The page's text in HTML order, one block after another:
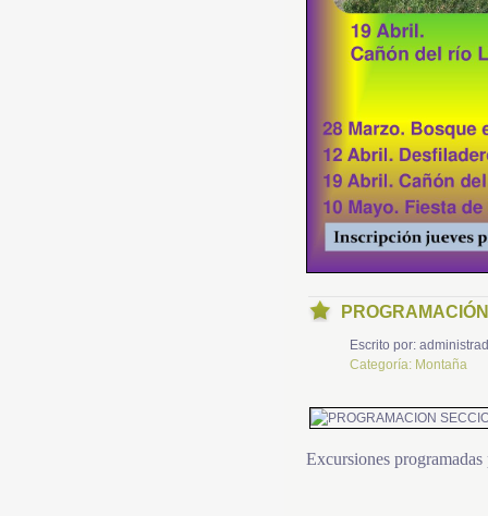
Escrito por:
Categoría: Montaña
Excursiones